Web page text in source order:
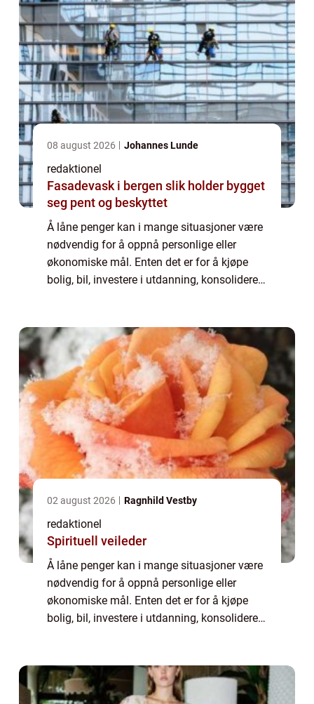
08 august 2026 Johannes Lunde
redaktionel
Fasadevask i bergen slik holder bygget
seg pent og beskyttet
Å låne penger kan i mange situasjoner være
nødvendig for å oppnå personlige eller
økonomiske mål. Enten det er for å kjøpe
bolig, bil, investere i utdanning, konsolidere
02 august 2026 Ragnhild Vestby
redaktionel
Spirituell veileder
Å låne penger kan i mange situasjoner være
nødvendig for å oppnå personlige eller
økonomiske mål. Enten det er for å kjøpe
bolig, bil, investere i utdanning, konsolidere